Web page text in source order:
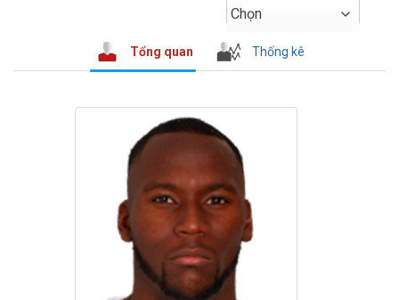
Chọn
Tổng quan Thống kê